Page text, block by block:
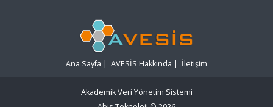
Ana Sayfa | AVESİS Hakkında | İletişim
Akademik Veri Yönetim Sistemi